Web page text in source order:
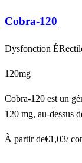
Cobra-120
Dysfonction
120mg
Cobra-120 est un
120 mg, au-dessus
À partir de€1,03/